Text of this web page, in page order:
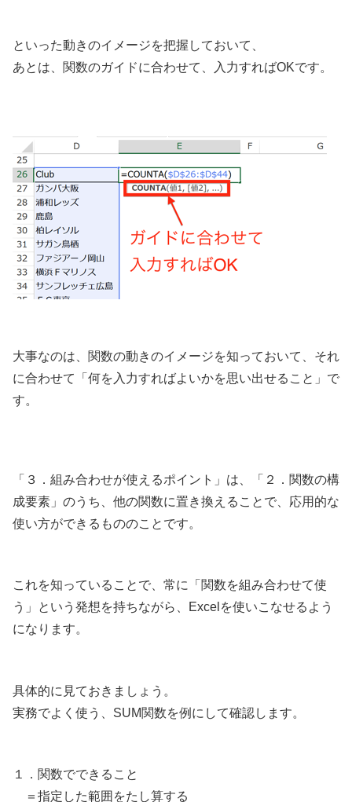
といった動きのイメージを把握しておいて、
あとは、関数のガイドに合わせて、入力すればOKです。
大事なのは、関数の動きのイメージを知っておいて、それ
に合わせて「何を入力すればよいかを思い出せること」で
す。
「３．組み合わせが使えるポイント」は、「２．関数の構
成要素」のうち、他の関数に置き換えることで、応用的な
使い方ができるもののことです。
これを知っていることで、常に「関数を組み合わせて使
う」という発想を持ちながら、Excelを使いこなせるよう
になります。
具体的に見ておきましょう。
実務でよく使う、SUM関数を例にして確認します。
１．関数でできること
＝指定した範囲をたし算する